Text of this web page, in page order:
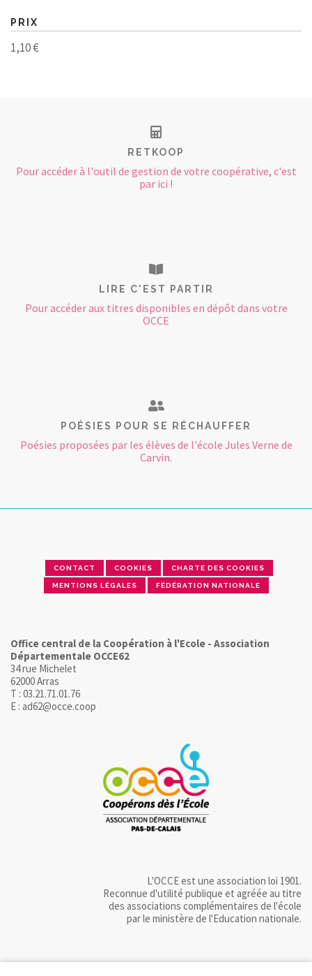
PRIX
1,10 €
RETKOOP
Pour accéder à l'outil de gestion de votre coopérative, c'est
par ici !
LIRE C'EST PARTIR
Pour accéder aux titres disponibles en dépôt dans votre
OCCE
POÉSIES POUR SE RÉCHAUFFER
Poésies proposées par les élèves de l'école Jules Verne de
Carvin.
CONTACT COOKIES CHARTE DES COOKIES
MENTIONS LÉGALES FÉDÉRATION NATIONALE
Office central de la Coopération à l'Ecole - Association
Départementale OCCE62
34 rue Michelet
62000 Arras
T : 03.21.71.01.76
E : ad62@occe.coop
L'OCCE est une association loi 1901.
Reconnue d'utilité publique et agréée au titre
des associations complémentaires de l'école
par le ministère de l'Education nationale.